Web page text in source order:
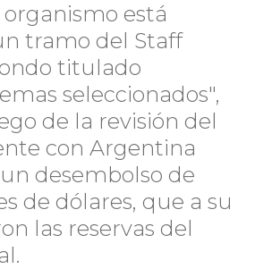
está
tramo del Staff
titulado
seleccionados",
de la revisión del
con Argentina
desembolso de
de dólares, que a su
las reservas del